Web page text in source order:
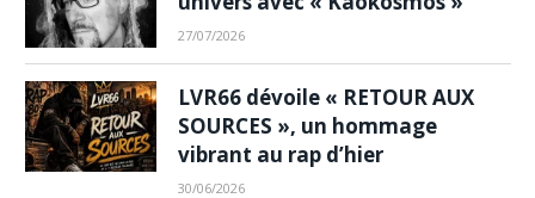
27/07/2026
LVR66 dévoile « RETOUR AUX
SOURCES », un hommage
vibrant au rap d’hier
30/06/2026